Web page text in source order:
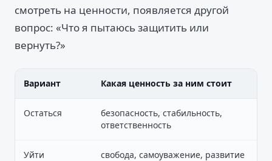
смотреть на ценности, появляется другой
вопрос: «Что я пытаюсь защитить или
вернуть?»
Вариант Какая ценность за ним стоит
Остаться
безопасность, стабильность,
ответственность
Уйти свобода, самоуважение, развитие